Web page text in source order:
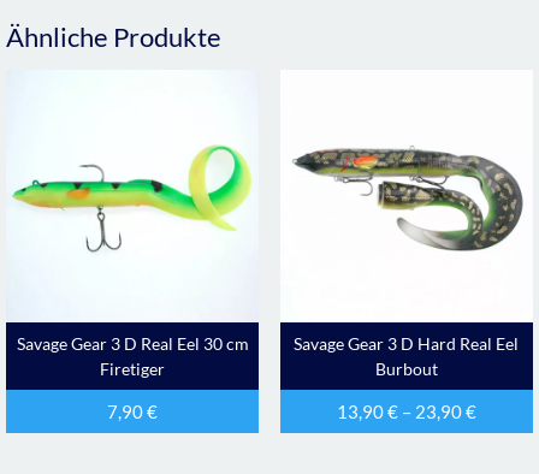
Ähnliche Produkte
Savage Gear 3 D Real Eel 30 cm
Firetiger
7,90€
Savage Gear 3 D Hard Real Eel
Burbout
13,90€– 23,90€